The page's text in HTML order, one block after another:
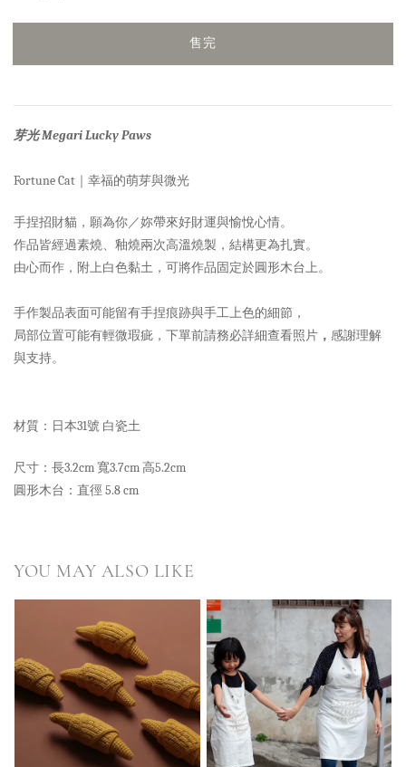
售完
芽光MegariLucky Paws
Fortune Cat｜幸福的萌芽與微光
手捏招財貓，願為你／妳帶來好財運與愉悅心情。
作品皆經過素燒、釉燒兩次高溫燒製，結構更為扎實。
由心而作，附上白色黏土，可將作品固定於圓形木台上。
手作製品表面可能留有手捏痕跡與手工上色的細節，
局部位置可能有輕微瑕疵，下單前請務必詳細查看照片 ， 感謝理解
與支持。
材質：日本31號 白瓷土
尺寸：長3.2cm 寬3.7cm 高5.2cm
圓形木台：直徑 5.8 cm
YOU MAY ALSO LIKE